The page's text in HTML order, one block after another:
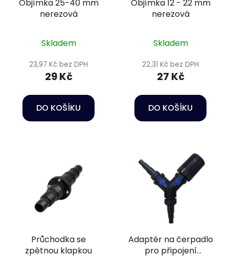
Objímka 25-40 mm
nerezová
Skladem
23,97 Kč bez DPH
29 Kč
DO KOŠÍKU
Objímka 12 - 22 mm
nerezová
Skladem
22,31 Kč bez DPH
27 Kč
DO KOŠÍKU
Průchodka se
zpětnou klapkou
Adaptér na čerpadlo
pro připojení